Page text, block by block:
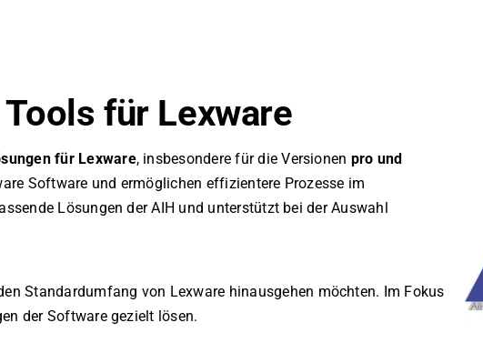
für Lexware
für Lexware, insbesondere für die Versionen pro und
Software und ermöglichen effizientere Prozesse im
Lösungen der AIH und unterstützt bei der Auswahl
Standardumfang von Lexware hinausgehen möchten. Im Fokus
der Software gezielt lösen.